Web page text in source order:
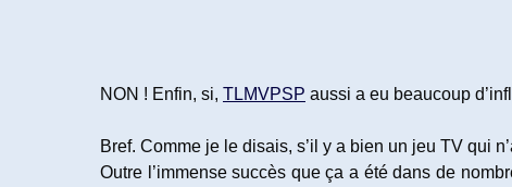
NON ! Enfin, si, TLMVPSP aussi a eu beaucoup
Bref. Comme je le disais, s’il y a bien un jeu TV qui
Outre l’immense succès que ça a été dans de